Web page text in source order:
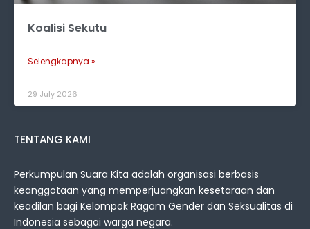
Koalisi Sekutu
Selengkapnya »
29 July 2026
TENTANG KAMI
Perkumpulan Suara Kita adalah organisasi berbasis
keanggotaan yang memperjuangkan kesetaraan dan
keadilan bagi Kelompok Ragam Gender dan Seksualitas di
Indonesia sebagai warga negara.